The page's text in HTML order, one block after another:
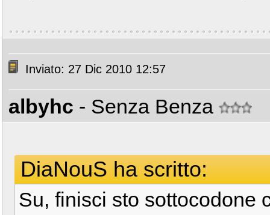
Inviato: 27 Dic 2010 12:57
albyhc - Senza Benza
DiaNouS ha scritto:
Su, finisci sto sottocodone